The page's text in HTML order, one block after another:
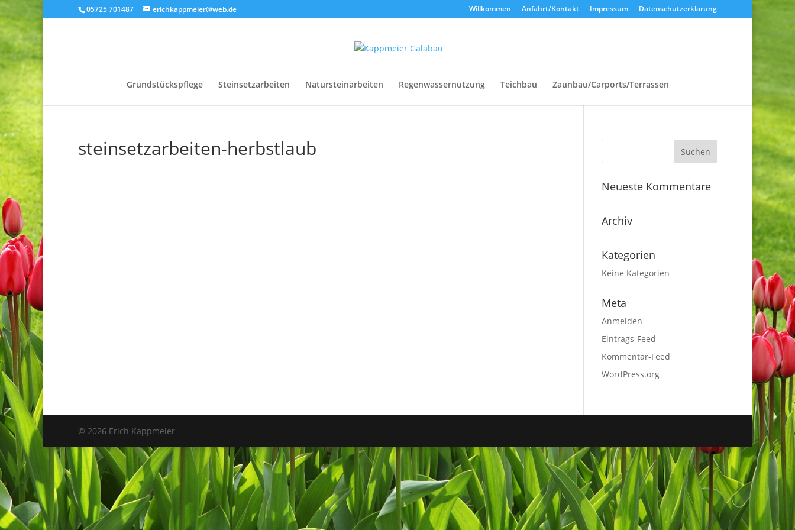
05725 701487 erichkappmeier@web.de Willkommen Anfahrt/Kontakt Impressum Datenschutzerklärung
Grundstückspflege Steinsetzarbeiten Natursteinarbeiten Regenwassernutzung Teichbau Zaunbau/Carports/Terrassen
steinsetzarbeiten-herbstlaub
Neueste Kommentare
Archiv
Kategorien
Keine Kategorien
Meta
Anmelden
Eintrags-Feed
Kommentar-Feed
WordPress.org
© 2026 Erich Kappmeier